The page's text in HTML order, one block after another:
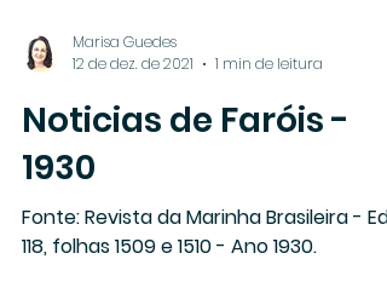
Marisa Guedes
Noticias de Faróis -
1930